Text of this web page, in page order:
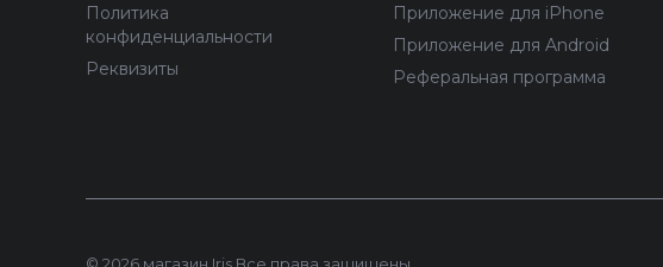
Политика
конфиденциальности
Реквизиты
Приложение для iPhone
Приложение для Android
Реферальная программа
© 2026 магазин Iris Все права защищены